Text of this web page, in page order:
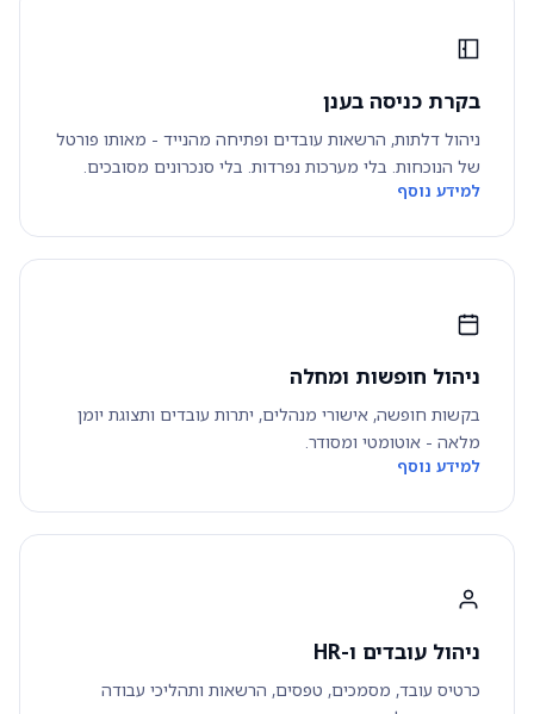
בקרת כניסה בענן
ניהול דלתות, הרשאות עובדים ופתיחה מהנייד - מאותו פורטל
של הנוכחות. בלי מערכות נפרדות. בלי סנכרונים מסובכים.
למידע נוסף
ניהול חופשות ומחלה
בקשות חופשה, אישורי מנהלים, יתרות עובדים ותצוגת יומן
מלאה - אוטומטי ומסודר.
למידע נוסף
ניהול עובדים ו-HR
כרטיס עובד, מסמכים, טפסים, הרשאות ותהליכי עבודה